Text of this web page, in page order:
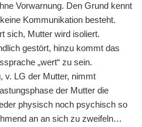
Vorwarnung. Den Grund kennt
Kommunikation besteht.
sich, Mutter wird isoliert.
gestört, hinzu kommt das
„wert“ zu sein.
v. LG der Mutter, nimmt
der Mutter die
physisch noch psychisch so
an an sich zu zweifeln…